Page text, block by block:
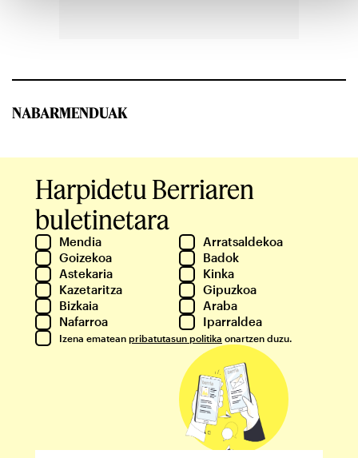
NABARMENDUAK
Harpidetu Berriaren
buletinetara
Mendia
Arratsaldekoa
Goizekoa
Badok
Astekaria
Kinka
Kazetaritza
Gipuzkoa
Bizkaia
Araba
Nafarroa
Iparraldea
Izena ematean pribatutasun politika onartzen duzu.